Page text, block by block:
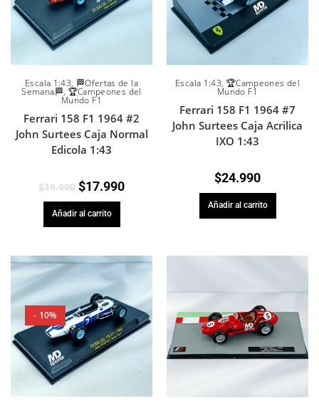
Escala 1:43, 🏁Ofertas de la
Semana🏁, 🏆Campeones del
Mundo F1
Ferrari 158 F1 1964 #2
John Surtees Caja Normal
Edicola 1:43
$19.990 $17.990
Añadir al carrito
Escala 1:43, 🏆Campeones del
Mundo F1
Ferrari 158 F1 1964 #7
John Surtees Caja Acrilica
IXO 1:43
$24.990
Añadir al carrito
- 10%